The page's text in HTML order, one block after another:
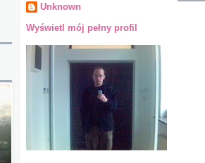
Unknown
Wyświetl mój pełny profil